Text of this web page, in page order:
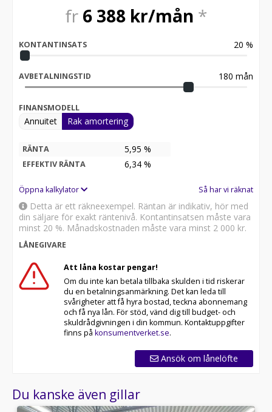
fr 6 388 kr/mån *
KONTANTINSATS 20 %
AVBETALNINGSTID 180 mån
FINANSMODELL
Annuitet Rak amortering
RÄNTA 5,95 %
EFFEKTIV RÄNTA 6,34 %
Öppna kalkylator Så har vi räknat
Detta är ett räkneexempel. Räntan är indikativ, hör med
din säljare för exakt räntenivå. Kontantinsatsen måste vara
minst 20 %. Månadskostnaden måste vara minst 2 000 kr.
LÅNEGIVARE
Att låna kostar pengar!
Om du inte kan betala tillbaka skulden i tid riskerar
du en betalningsanmärkning. Det kan leda till
svårigheter att få hyra bostad, teckna abonnemang
och få nya lån. För stöd, vänd dig till budget- och
skuldrådgivningen i din kommun. Kontaktuppgifter
finns på konsumentverket.se.
Ansök om lånelöfte
Du kanske även gillar